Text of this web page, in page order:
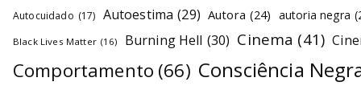
Autocuidado (17) Autoestima (29) Autora (24) autoria negra
Black Lives Matter (16) Burning Hell (30) Cinema (41)
Comportamento (66) Consciência